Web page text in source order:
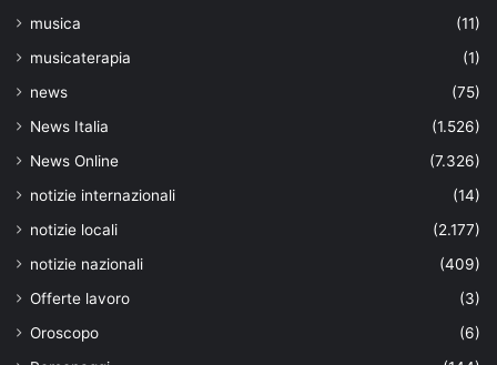
musica
(11)
musicaterapia
(1)
news
(75)
News Italia
(1.526)
News Online
(7.326)
notizie internazionali
(14)
notizie locali
(2.177)
notizie nazionali
(409)
Offerte lavoro
(3)
Oroscopo
(6)